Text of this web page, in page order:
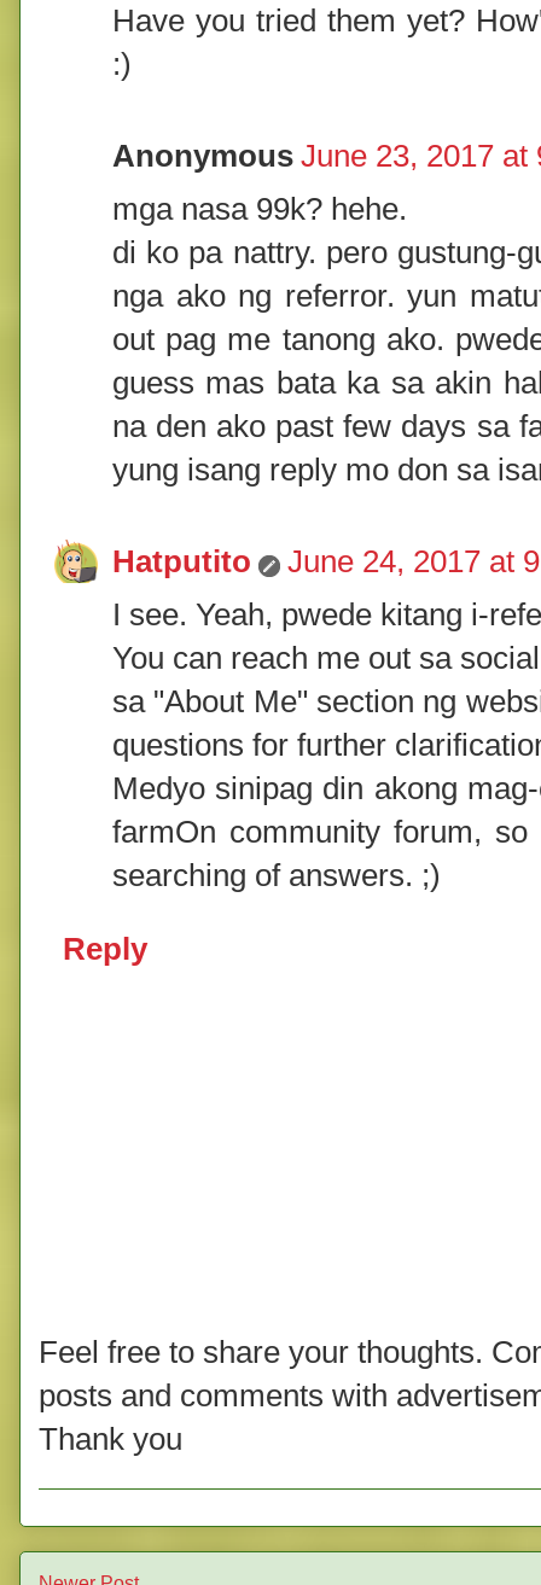
Have you tried them yet?
:)
Anonymous June 23, 2017 at
mga nasa 99k? hehe.
di ko pa nattry. pero gustung-
nga ako ng referror. yun
out pag me tanong ako.
guess mas bata ka sa akin
na den ako past few days sa
yung isang reply mo don sa
Hatputito
June 24, 2017 at
I see. Yeah, pwede kitang i-
You can reach me out sa
sa "About Me" section ng
questions for further
Medyo sinipag din akong
farmOn community forum,
searching of answers. ;)
Reply
Feel free to share your thoughts.
posts and comments with
Thank you